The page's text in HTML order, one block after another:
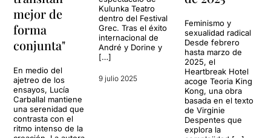
mejor de
forma
conjunta"
En medio del
ajetreo de los
ensayos, Lucía
Carballal mantiene
una serenidad que
contrasta con el
ritmo intenso de la
Kulunka Teatro
dentro del Festival
Grec. Tras el éxito
internacional de
André y Dorine y
[…]
9 julio 2025
Feminismo y
sexualidad radical
Desde febrero
hasta marzo de
2025, el
Heartbreak Hotel
acoge Teoria King
Kong, una obra
basada en el texto
de Virginie
Despentes que
explora la